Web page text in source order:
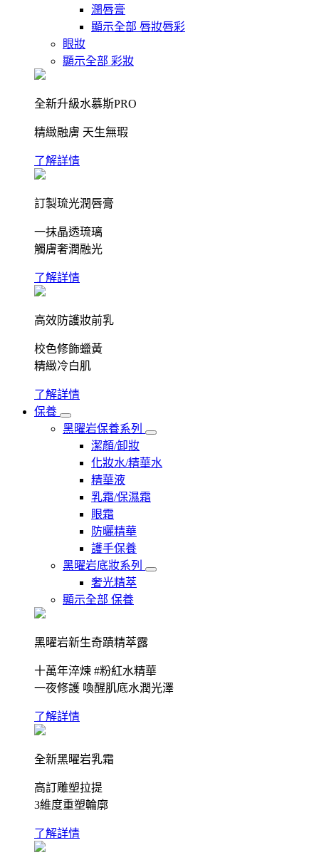
潤唇膏
顯示全部 唇妝唇彩
眼妝
顯示全部 彩妝
全新升級水慕斯PRO
精緻融膚 天生無瑕
了解詳情
訂製琉光潤唇膏
一抹晶透琉璃
觸膚奢潤融光
了解詳情
高效防護妝前乳
校色修飾蠟黃
精緻冷白肌
了解詳情
保養
黑曜岩保養系列
潔顏/卸妝
化妝水/精華水
精華液
乳霜/保濕霜
眼霜
防曬精華
護手保養
黑曜岩底妝系列
奢光精萃
顯示全部 保養
黑曜岩新生奇蹟精萃露
十萬年淬煉 #粉紅水精華
一夜修護 喚醒肌底水潤光澤
了解詳情
全新黑曜岩乳霜
高訂雕塑拉提
3維度重塑輪廓
了解詳情